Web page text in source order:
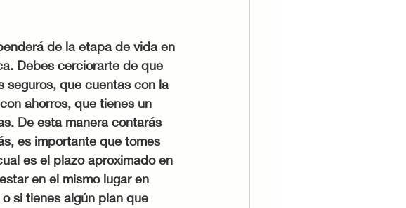
de la etapa de vida en
Debes cerciorarte de que
seguros, que cuentas con la
ahorros, que tienes un
De esta manera contarás
es importante que tomes
es el plazo aproximado en
en el mismo lugar en
si tienes algún plan que